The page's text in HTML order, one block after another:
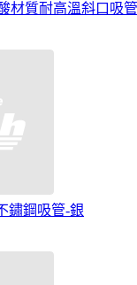
材質耐高溫斜口吸
鏽鋼吸管-銀